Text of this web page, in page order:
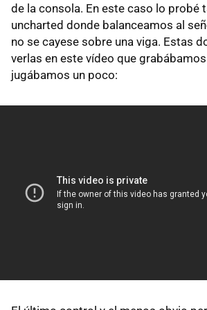
de la consola. En este caso lo probé
uncharted donde balanceamos al
no se cayese sobre una viga. Estas
verlas en este vídeo que
jugábamos un poco: